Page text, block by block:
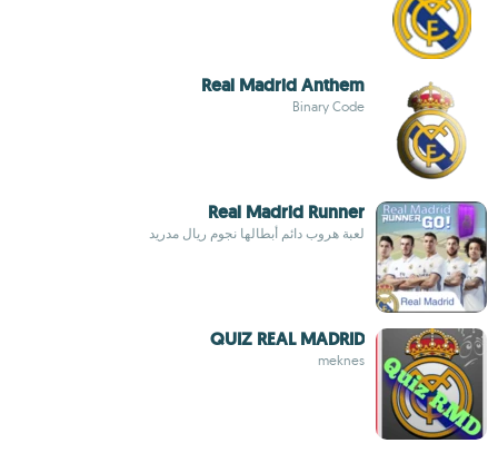
Real Madrid Anthem
Binary Code
Real Madrid Runner
لعبة هروب دائم أبطالها نجوم ريال مدريد
QUIZ REAL MADRID
meknes